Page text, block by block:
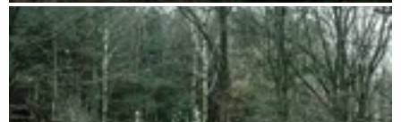
Otwórz załącznik #SilneWparcie w rejonie przygranicznym